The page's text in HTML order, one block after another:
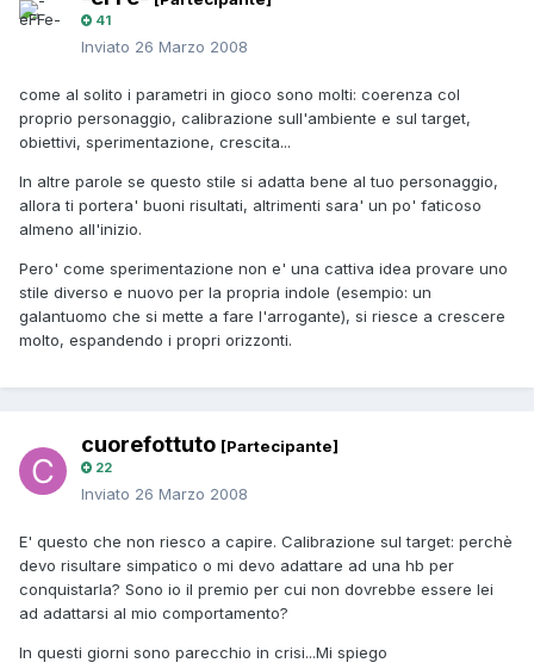
41
Inviato 26 Marzo 2008
come al solito i parametri in gioco sono molti: coerenza col
proprio personaggio, calibrazione sull'ambiente e sul target,
obiettivi, sperimentazione, crescita...
In altre parole se questo stile si adatta bene al tuo personaggio,
allora ti portera' buoni risultati, altrimenti sara' un po' faticoso
almeno all'inizio.
Pero' come sperimentazione non e' una cattiva idea provare uno
stile diverso e nuovo per la propria indole (esempio: un
galantuomo che si mette a fare l'arrogante), si riesce a crescere
molto, espandendo i propri orizzonti.
cuorefottuto [Partecipante]
22
Inviato 26 Marzo 2008
E' questo che non riesco a capire. Calibrazione sul target: perchè
devo risultare simpatico o mi devo adattare ad una hb per
conquistarla? Sono io il premio per cui non dovrebbe essere lei
ad adattarsi al mio comportamento?
In questi giorni sono parecchio in crisi...Mi spiego